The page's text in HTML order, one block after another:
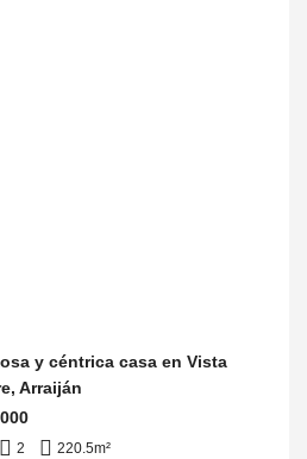
y céntrica casa en Vista
Arraiján
2 220.5m²